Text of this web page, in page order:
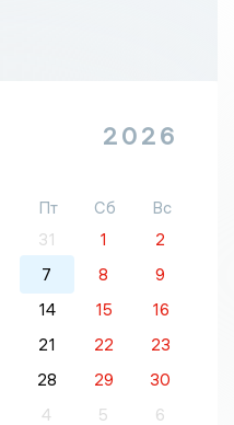
2026
Пт Сб
Вс
31 1
2
7 8
9
14 15
16
21 22
23
28 29
30
4 5 6